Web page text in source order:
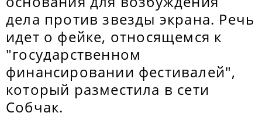
дела против звезды экрана. Речь
идет о фейке, относящемся к
"государственном
финансировании фестивалей",
который разместила в сети
Собчак.